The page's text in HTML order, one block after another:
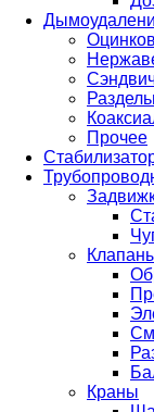
Прочее
Краны